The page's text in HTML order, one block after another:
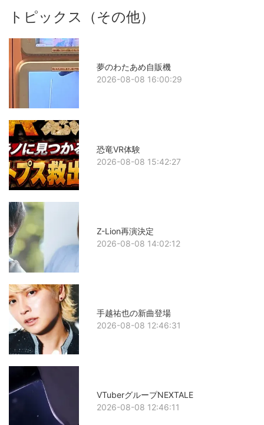
トピックス（その他）
夢のわたあめ自販機
2026-08-08 16:00:29
恐竜VR体験
2026-08-08 15:42:27
Z-Lion再演決定
2026-08-08 14:02:12
手越祐也の新曲登場
2026-08-08 12:46:31
VTuberグループNEXTALE
2026-08-08 12:46:11